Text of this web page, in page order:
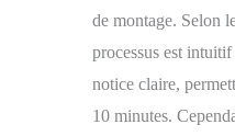
de montage. Selon
processus est
notice claire,
10 minutes.